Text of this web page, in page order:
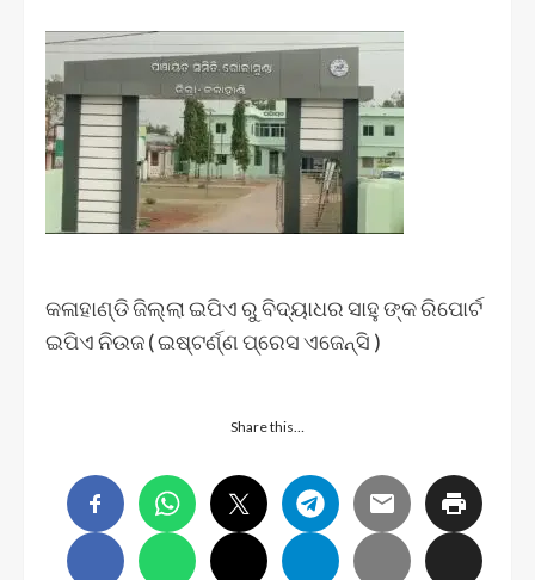
କଳାହାଣ୍ଡି ଜିଲ୍ଲା ଇପିଏ ରୁ ବିଦ୍ୟାଧର ସାହୁ ଙ୍କ ରିପୋର୍ଟ
ଇପିଏ ନିଉଜ ( ଇଷ୍ଟର୍ଣ୍ଣ ପ୍ରେସ ଏଜେନ୍ସି )
Share this…